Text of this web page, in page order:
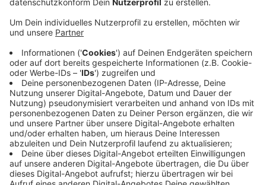
Veröffentlicht:Mittwoch, 16.06.2021 06:00
Anzeige
Die Löschfüchse richten sich an Kinder zwischen
sechs und zwölf Jahren. Es geht darum, den Kindern
soziale Kompetenzen zu vermitteln und ihnen schon im
Kindesalter das Ehrenamt näherzubringen. Kinder
können aktuell allerdings noch nicht angemeldet